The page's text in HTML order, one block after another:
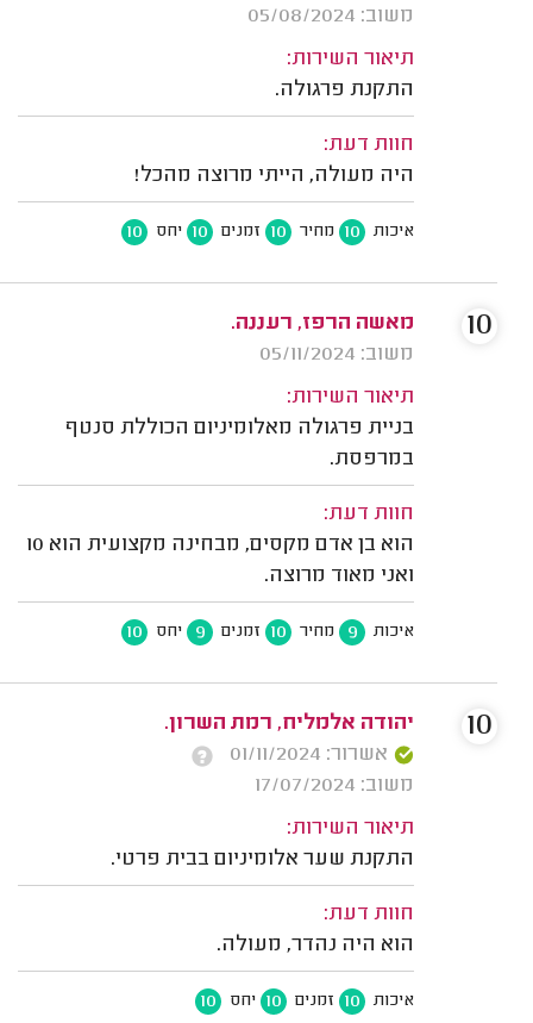
משוב: 05/08/2024
תיאור השירות:
התקנת פרגולה.
חוות דעת:
היה מעולה, הייתי מרוצה מהכל!
איכות 10 מחיר 10 זמנים 10 יחס 10
מאשה הרפז, רעננה.
משוב: 05/11/2024
תיאור השירות:
בניית פרגולה מאלומיניום הכוללת סנטף
במרפסת.
חוות דעת:
הוא בן אדם מקסים, מבחינה מקצועית הוא 10
ואני מאוד מרוצה.
איכות 9 מחיר 10 זמנים 9 יחס 10
10
יהודה אלמליח, רמת השרון.
אשרור: 01/11/2024
משוב: 17/07/2024
תיאור השירות:
התקנת שער אלומיניום בבית פרטי.
חוות דעת:
הוא היה נהדר, מעולה.
איכות 10 זמנים 10 יחס 10
10